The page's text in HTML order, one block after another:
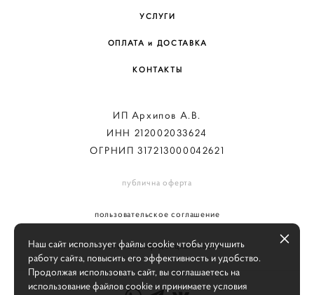
УСЛУГИ
ОПЛАТА и ДОСТАВКА
КОНТАКТЫ
ИП Архипов А.В.
ИНН 212002033624
ОГРНИП 317213000042621
публична оферта
пользовательское соглашение
политика конфиденциальности
Наш сайт использует файлы cookie чтобы улучшить
работу сайта, повысить его эффективность и удобство.
Продолжая использовать сайт, вы соглашаетесь на
использование файлов cookie и принимаете условия